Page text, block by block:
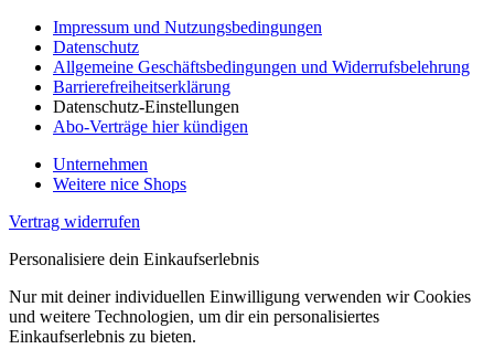
Impressum und Nutzungsbedingungen
Datenschutz
Allgemeine Geschäftsbedingungen und Widerrufsbelehrung
Barrierefreiheitserklärung
Datenschutz-Einstellungen
Abo-Verträge hier kündigen
Unternehmen
Weitere nice Shops
Vertrag widerrufen
Personalisiere dein Einkaufserlebnis
Nur mit deiner individuellen Einwilligung verwenden wir Cookies
und weitere Technologien, um dir ein personalisiertes
Einkaufserlebnis zu bieten.